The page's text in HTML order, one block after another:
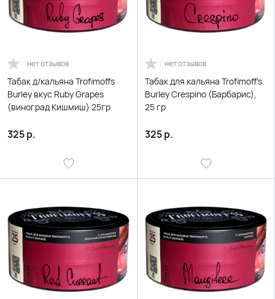
нет отзывов
Табак д/кальяна Trofimoffs
Burley вкус Ruby Grapes
(виноград Кишмиш) 25гр
325р.
нет отзывов
Табак для кальяна Trofimoff’s
Burley Crespino (Барбарис),
25 гр
325р.